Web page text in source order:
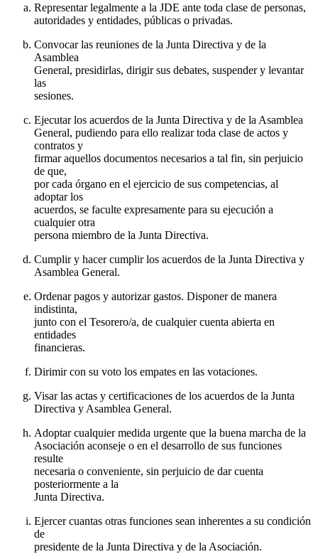
Representar legalmente a la JDE ante toda clase de personas,
autoridades y entidades, públicas o privadas.
Convocar las reuniones de la Junta Directiva y de la
Asamblea
General, presidirlas, dirigir sus debates, suspender y levantar
las
sesiones.
Ejecutar los acuerdos de la Junta Directiva y de la Asamblea
General, pudiendo para ello realizar toda clase de actos y
contratos y
firmar aquellos documentos necesarios a tal fin, sin perjuicio
de que,
por cada órgano en el ejercicio de sus competencias, al
adoptar los
acuerdos, se faculte expresamente para su ejecución a
cualquier otra
persona miembro de la Junta Directiva.
Cumplir y hacer cumplir los acuerdos de la Junta Directiva y
Asamblea General.
Ordenar pagos y autorizar gastos. Disponer de manera
indistinta,
junto con el Tesorero/a, de cualquier cuenta abierta en
entidades
financieras.
Dirimir con su voto los empates en las votaciones.
Visar las actas y certificaciones de los acuerdos de la Junta
Directiva y Asamblea General.
Adoptar cualquier medida urgente que la buena marcha de la
Asociación aconseje o en el desarrollo de sus funciones
resulte
necesaria o conveniente, sin perjuicio de dar cuenta
posteriormente a la
Junta Directiva.
Ejercer cuantas otras funciones sean inherentes a su condición
de
presidente de la Junta Directiva y de la Asociación.